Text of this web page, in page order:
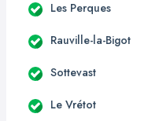
Les Perques
Rauville-la-Bigot
Sottevast
Le Vrétot